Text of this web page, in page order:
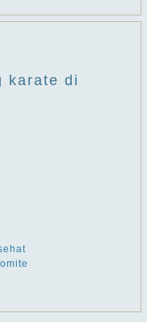
karate di